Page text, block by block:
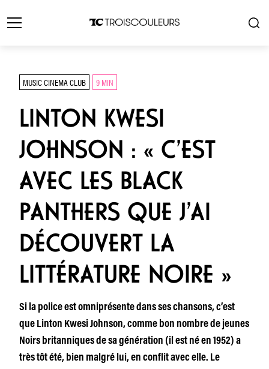
MUSIC CINEMA CLUB 9 MIN
LINTON KWESI
JOHNSON : « C’EST
AVEC LES BLACK
PANTHERS QUE J’AI
DÉCOUVERT LA
LITTÉRATURE NOIRE »
Si la police est omniprésente dans ses chansons, c’est
que Linton Kwesi Johnson, comme bon nombre de jeunes
Noirs britanniques de sa génération (il est né en 1952) a
très tôt été, bien malgré lui, en conflit avec elle. Le